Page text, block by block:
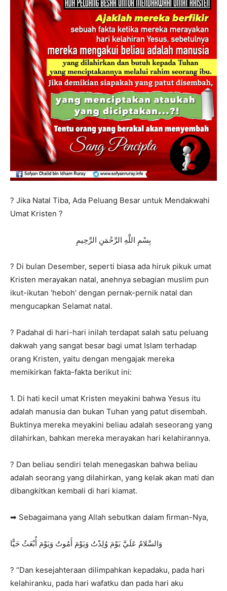
? Jika Natal Tiba, Ada Peluang Besar untuk Mendakwahi
Umat Kristen ?
بِسْمِ اللَّهِ الرَّحْمَنِ الرَّحِيمِ
? Di bulan Desember, seperti biasa ada hiruk pikuk umat
Kristen merayakan natal, anehnya sebagian muslim pun
ikut-ikutan ‘heboh’ dengan pernak-pernik natal dan
mengucapkan Selamat natal.
? Padahal di hari-hari inilah terdapat salah satu peluang
dakwah yang sangat besar bagi umat Islam terhadap
orang Kristen, yaitu dengan mengajak mereka
memikirkan fakta-fakta berikut ini:
1. Di hati kecil umat Kristen meyakini bahwa Yesus itu
adalah manusia dan bukan Tuhan yang patut disembah.
Buktinya mereka meyakini beliau adalah seseorang yang
dilahirkan, bahkan mereka merayakan hari kelahirannya.
? Dan beliau sendiri telah menegaskan bahwa beliau
adalah seorang yang dilahirkan, yang kelak akan mati dan
dibangkitkan kembali di hari kiamat.
➡ Sebagaimana yang Allah sebutkan dalam firman-Nya,
وَالسَّلامُ عَلَيَّ يَوْمَ وُلِدْتُ وَيَوْمَ أَمُوتُ وَيَوْمَ أُبْعَثُ حَيًّا
? “Dan kesejahteraan dilimpahkan kepadaku, pada hari
kelahiranku, pada hari wafatku dan pada hari aku